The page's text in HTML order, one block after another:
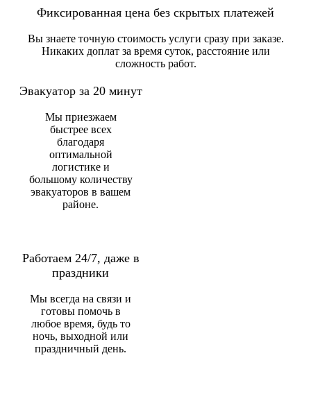
Фиксированная цена без скрытых платежей
Вы знаете точную стоимость услуги сразу при заказе.
Никаких доплат за время суток, расстояние или
сложность работ.
Эвакуатор за 20 минут
Мы приезжаем
быстрее всех
благодаря
оптимальной
логистике и
большому количеству
эвакуаторов в вашем
районе.
Работаем 24/7, даже в
праздники
Мы всегда на связи и
готовы помочь в
любое время, будь то
ночь, выходной или
праздничный день.